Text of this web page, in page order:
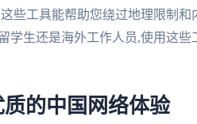
些工具能帮助您绕过地理限制和
学生还是海外工作人员,使用这些
的中国网络体验